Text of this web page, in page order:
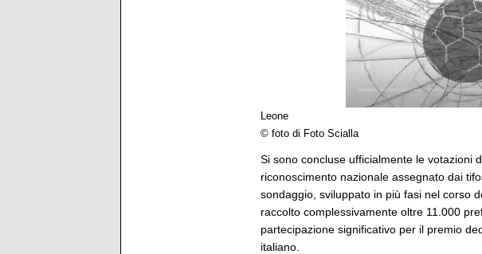
Leone
© foto di Foto Scialla
Si sono concluse ufficialmente le votazioni
riconoscimento nazionale assegnato dai
sondaggio, sviluppato in più fasi nel corso
raccolto complessivamente oltre 11.000
partecipazione significativo per il premio
italiano.